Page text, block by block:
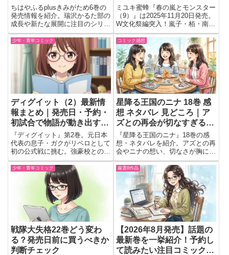
ちはやふるplusきみがため6巻の
発売情報を紹介。瑞沢かるた部の
成長や新たな展開に注目のシリー
ズ最新刊の見どころを解説しま
す。
【発売日：2025年11月20
日】
ミユキ蜜蜂『春の嵐とモンスター
（9）』は2025年11月20日発売。
W文化祭編突入！嵐子・栢・南須
たちの想いが交錯する青春恋愛の
最高潮。切なく温かい恋の物語。
少年・青年コミック
ディグイット（2）最新情
報まとめ｜発売日・予約・
初試合で物語が動き出す予
感！
『ディグイット』第2巻。元日本
代表の息子・ガクがリベロとして
初の公式戦に挑む。強豪校との練
習試合を通して描かれる青春バレ
ーボールストーリー。
コミック感想
星降る王国のニナ 18巻 感
想 ネタバレ 見どころ｜ア
ズとの再会が切なすぎる最
新巻
『星降る王国のニナ』18巻の感
想・ネタバレを紹介。アズとの再
会やニナの想い、切なさが胸に残
る見どころを読了直後の会話形式
で語っています。
少年・青年コミック
戦隊大失格22巻どう変わ
る？発売日前に買うべきか
判断チェック
厳選8作品
【2026年8月発売】話題の
最新巻を一挙紹介！予約し
て読みたい注目コミック8